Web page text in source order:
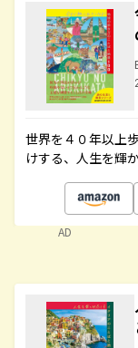
世界を４０年以上
けする、人生を輝
AD